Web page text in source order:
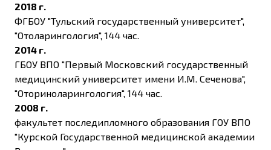
2018 г.
ФГБОУ "Тульский государственный университет",
"Отоларингология", 144 час.
2014 г.
ГБОУ ВПО "Первый Московский государственный
медицинский университет имени И.М. Сеченова",
"Оториноларингология", 144 час.
2008 г.
факультет последипломного образования ГОУ ВПО
"Курской Государственной медицинской академии